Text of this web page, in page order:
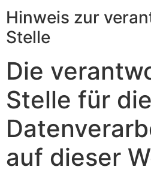
Hinweis zur
Stelle
Die
Stelle für die
auf dieser